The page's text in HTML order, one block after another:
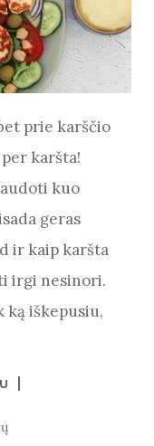
prie karščio
karšta!
kuo
geras
ir kaip karšta
irgi nesinori.
ką iškepusiu,